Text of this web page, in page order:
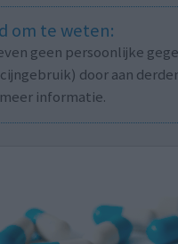
om te weten:
geen persoonlijke
door aan
informatie.